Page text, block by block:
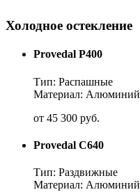
Холодное остекление
Provedal P400
Тип: Распашные
Материал: Алюминий
от 45 300 руб.
Provedal C640
Тип: Раздвижные
Материал: Алюминий